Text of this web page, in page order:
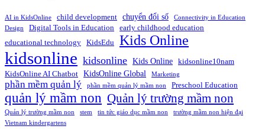
AI in KidsOnline child development chuyển đổi số
Connectivity in Education
Design
Digital Tools in Education
early childhood education
educational technology
KidsEdu Kids Online
kidsonline kidsonline Kids Online
kidsonline10nam
KidsOnline AI Chatbot
KidsOnline Global Marketing
phần mềm quản lý phần mềm quản lý mầm non Preschool Education
quản lý mầm non Quản lý trường mầm non
Quản lý trường mầm non stem tin tức giáo dục mầm non
trường mầm non hiện đại
Vietnam kindergartens